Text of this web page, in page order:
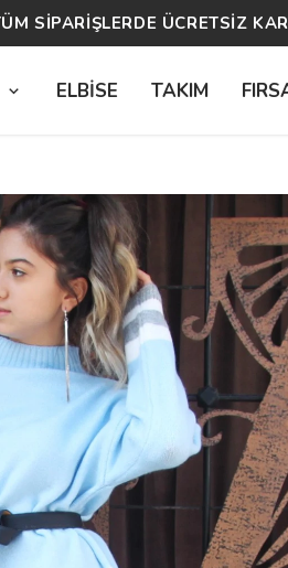
14 GÜN ÜCRETSİZ İADE
ELBİSE TAKIM